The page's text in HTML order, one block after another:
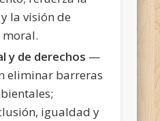
la visión de
y de derechos —
eliminar barreras
igualdad y